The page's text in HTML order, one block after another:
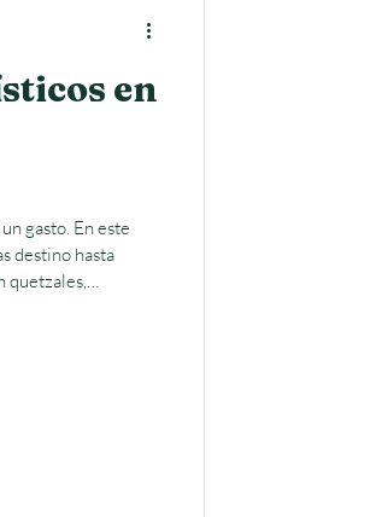
en
gasto. En este
destino hasta
quetzales,